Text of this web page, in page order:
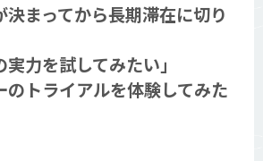
決まってから長期滞在に切り
実力を試してみたい」
のトライアルを体験してみた